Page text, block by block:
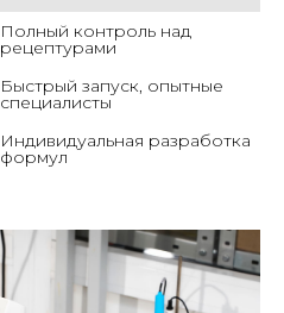
Полный контроль над
рецептурами
Быстрый запуск, опытные
специалисты
Индивидуальная разработка
формул